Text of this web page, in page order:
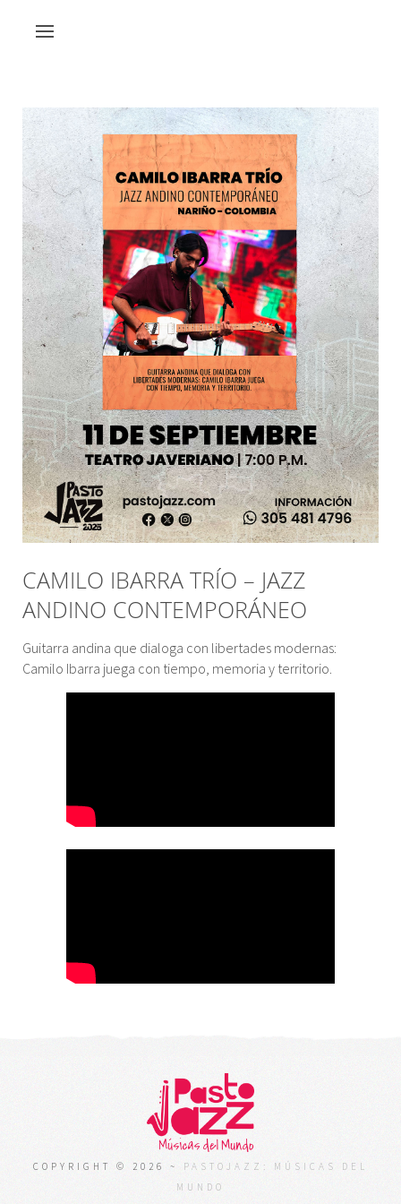
CAMILO IBARRA TRÍO – JAZZ
ANDINO CONTEMPORÁNEO
Guitarra andina que dialoga con libertades modernas:
Camilo Ibarra juega con tiempo, memoria y territorio.
COPYRIGHT © 2026 ~ PASTOJAZZ: MÚSICAS DEL
MUNDO